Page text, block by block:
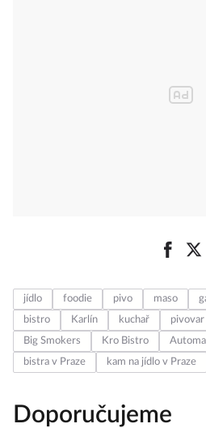
jídlo foodie pivo maso
bistro
Karlín kuchař pivovar
Big Smokers
Kro Bistro
bistra v Praze
kam na jídlo v Praze
Doporučujeme